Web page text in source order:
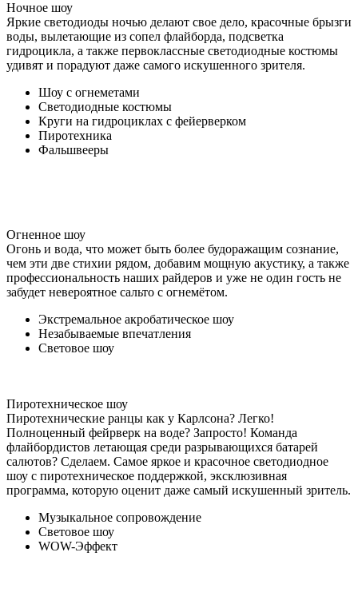
Ночное шоу
Яркие светодиоды ночью делают свое дело, красочные брызги
воды, вылетающие из сопел флайборда, подсветка
гидроцикла, а также первоклассные светодиодные костюмы
удивят и порадуют даже самого искушенного зрителя.
Шоу с огнеметами
Светодиодные костюмы
Круги на гидроциклах с фейерверком
Пиротехника
Фальшвееры
Огненное шоу
Огонь и вода, что может быть более будоражащим сознание,
чем эти две стихии рядом, добавим мощную акустику, а также
профессиональность наших райдеров и уже не один гость не
забудет невероятное сальто с огнемётом.
Экстремальное акробатическое шоу
Незабываемые впечатления
Световое шоу
Пиротехническое шоу
Пиротехнические ранцы как у Карлсона? Легко!
Полноценный фейрверк на воде? Запросто! Команда
флайбордистов летающая среди разрывающихся батарей
салютов? Сделаем. Самое яркое и красочное светодиодное
шоу с пиротехническое поддержкой, эксклюзивная
программа, которую оценит даже самый искушенный зритель.
Музыкальное сопровождение
Световое шоу
WOW-Эффект